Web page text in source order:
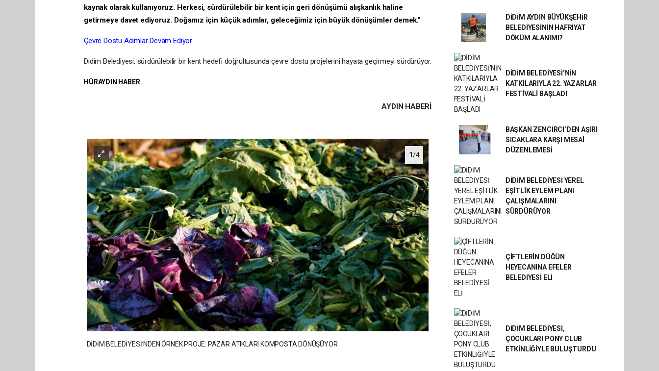
kaynak olarak kullanıyoruz. Herkesi, sürdürülebilir bir kent için geri dönüşümü alışkanlık haline
getirmeye davet ediyoruz. Doğamız için küçük adımlar, geleceğimiz için büyük dönüşümler demek.”
Çevre Dostu Adımlar Devam Ediyor
Didim Belediyesi, sürdürülebilir bir kent hedefi doğrultusunda çevre dostu projelerini hayata geçirmeyi sürdürüyor.
HÜRAYDIN HABER
AYDIN HABERİ
1/4
DİDİM BELEDİYESİ’NDEN ÖRNEK PROJE: PAZAR ATIKLARI KOMPOSTA DÖNÜŞÜYOR
DİDİM AYDIN BÜYÜKŞEHİR
BELEDİYESİNİN HAFRİYAT
DÖKÜM ALANIMI?
DİDİM BELEDİYESİ’NİN
KATKILARIYLA 22. YAZARLAR
FESTİVALİ BAŞLADI
BAŞKAN ZENCİRCİ’DEN AŞIRI
SICAKLARA KARŞI MESAİ
DÜZENLEMESİ
DİDİM BELEDİYESİ YEREL
EŞİTLİK EYLEM PLANI
ÇALIŞMALARINI
SÜRDÜRÜYOR
ÇİFTLERİN DÜĞÜN
HEYECANINA EFELER
BELEDİYESİ ELİ
DİDİM BELEDİYESİ,
ÇOCUKLARI PONY CLUB
ETKİNLİĞİYLE BULUŞTURDU